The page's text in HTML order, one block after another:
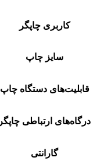
کاربری چاپگر
سایز چاپ
قابلیت‌های دستگاه چاپ
درگاه‌های ارتباطی چاپگر
گارانتی